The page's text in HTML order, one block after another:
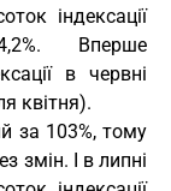
індексації
Вперше
в червні
квітня).
за 103%, тому
змін. І в липні